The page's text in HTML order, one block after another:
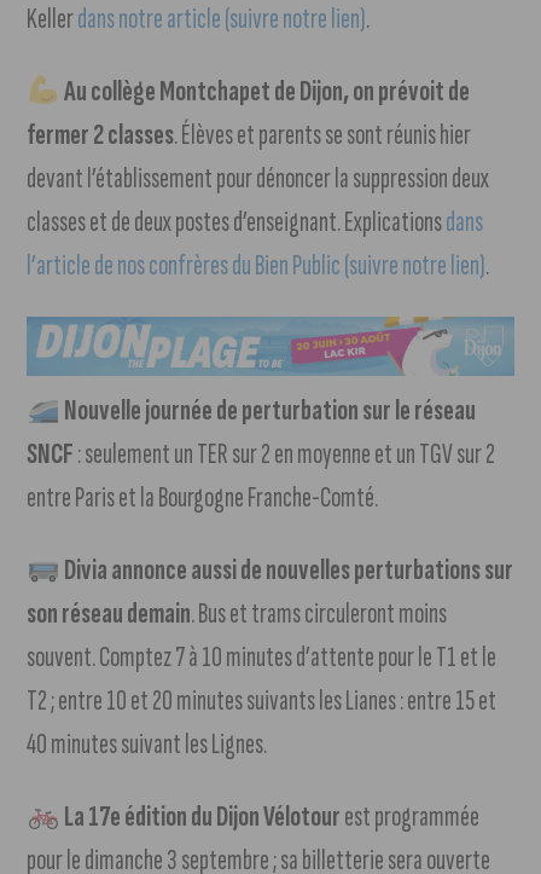
Kellerdans notre article (suivre notre lien).
Au collège Montchapet de Dijon, on prévoit de
fermer 2 classes. Élèves et parents se sont réunis hier
devant l’établissement pour dénoncer la suppression deux
classes et de deux postes d’enseignant. Explicationsdans
l’article de nos confrères du Bien Public (suivre notre lien).
Nouvelle journée de perturbation sur le réseau
SNCF: seulement un TER sur 2 en moyenne et un TGV sur 2
entre Paris et la Bourgogne Franche-Comté.
Divia annonce aussi de nouvelles perturbations sur
son réseau demain. Bus et trams circuleront moins
souvent. Comptez 7 à 10 minutes d’attente pour le T1 et le
T2 ; entre 10 et 20 minutes suivants les Lianes : entre 15 et
40 minutes suivant les Lignes.
La 17e édition du Dijon Vélotourest programmée
pour le dimanche 3 septembre ; sa billetterie sera ouverte